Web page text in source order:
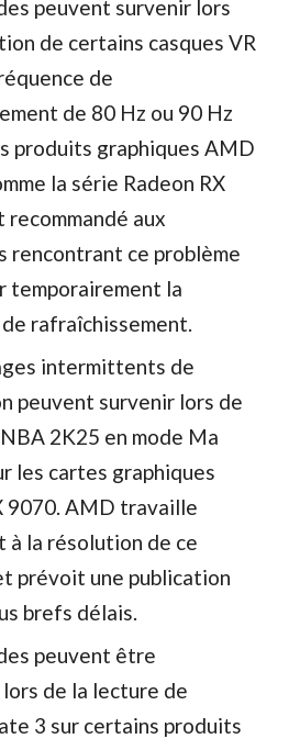
peuvent survenir lors
de certains casques VR
de
de 80 Hz ou 90 Hz
produits graphiques AMD
la série Radeon RX
recommandé aux
rencontrant ce problème
temporairement la
rafraîchissement.
intermittents de
peuvent survenir lors de
2K25 en mode Ma
les cartes graphiques
9070. AMD travaille
à la résolution de ce
prévoit une publication
brefs délais.
peuvent être
de la lecture de
3 sur certains produits